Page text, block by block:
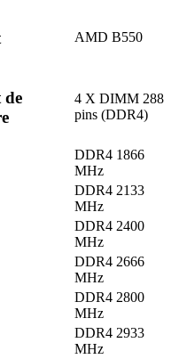
AMD B550
de
4 X DIMM 288
pins (DDR4)
DDR4 1866
MHz
DDR4 2133
MHz
DDR4 2400
MHz
DDR4 2666
MHz
DDR4 2800
MHz
DDR4 2933
MHz